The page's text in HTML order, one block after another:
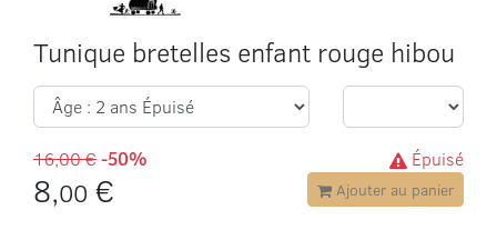
Tunique bretelles enfant rouge hibou
16,00 €-50%
8,00 €
Épuisé
Ajouter au panier